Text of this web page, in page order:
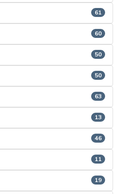
61
60
50
50
63
13
46
11
19